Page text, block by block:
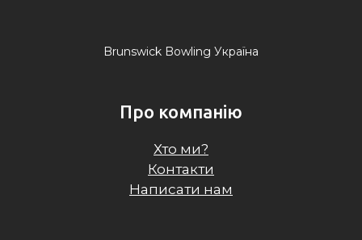
Brunswick Bowling Україна
Про компанію
Хто ми?
Контакти
Написати нам